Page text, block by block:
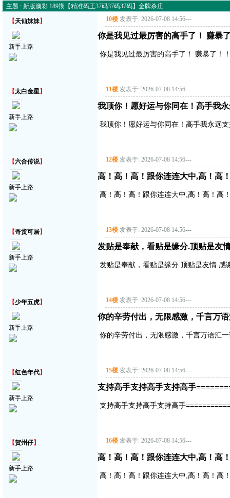
主题 : 新版澳彩 189期【精准码王37码37码37码】金牌杀庄
【天仙妹妹】
新手上路
10楼 发表于: 2026-07-08 14:56---
你是我见过最厉害的高手了！ 赚暴
你是我见过最厉害的高手了！ 赚暴了！
【太白金星】
新手上路
11楼 发表于: 2026-07-08 14:56---
我顶你！愿好运与你同在！高手我
我顶你！愿好运与你同在！高手我永远
【六合传说】
新手上路
12楼 发表于: 2026-07-08 14:56---
高！高！高！跟你连连大中,高！高
高！高！高！跟你连连大中,高！高！高
【奇货可居】
新手上路
13楼 发表于: 2026-07-08 14:56---
发贴是奉献，看贴是缘分.顶贴是友
发贴是奉献，看贴是缘分.顶贴是友情.感
【少年五虎】
新手上路
14楼 发表于: 2026-07-08 14:56---
你的辛劳付出，无限感激，千言万
你的辛劳付出，无限感激，千言万语汇
【红色年代】
新手上路
15楼 发表于: 2026-07-08 14:56---
支持高手支持高手支持高手
支持高手支持高手支持高手
【贺州仔】
新手上路
16楼 发表于: 2026-07-08 14:56---
高！高！高！跟你连连大中,高！高
高！高！高！跟你连连大中,高！高！高